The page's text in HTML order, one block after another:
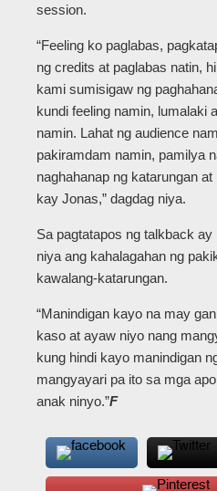
session.
“Feeling ko paglabas,
ng credits at paglabas natin,
kami sumisigaw ng
kundi feeling namin, lumalaki
namin. Lahat ng audience
pakiramdam namin, pamilya
naghahanap ng katarungan at
kay Jonas,” dagdag niya.
Sa pagtatapos ng talkback ay
niya ang kahalagahan ng
kawalang-katarungan.
“Manindigan kayo na may
kaso at ayaw niyo nang
kung hindi kayo manindigan
mangyayari pa ito sa mga
anak ninyo.”F